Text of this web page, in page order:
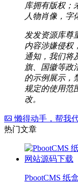
库拥有版权；
人物肖像，字
发发资源库尊
内容涉嫌侵权
通知，我们将
旗、国徽等政
的示例展示，
规定的使用范
改。
懒得动手，帮我
热门文章
PbootCMS 纸